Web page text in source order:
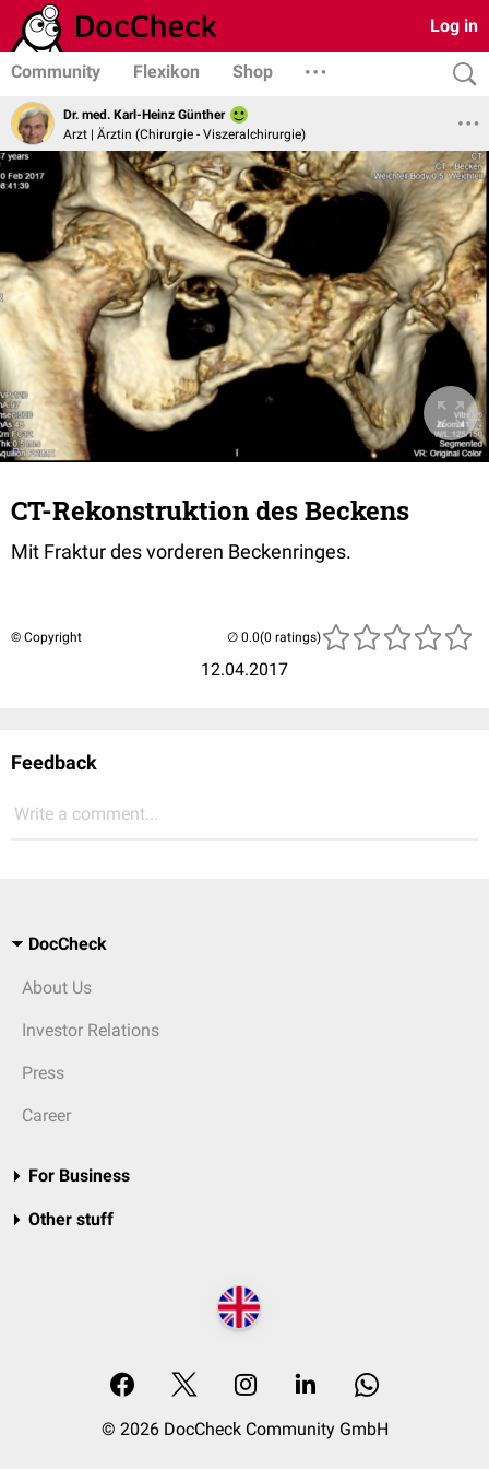
Log in
Community Flexikon Shop
Dr. med. Karl-Heinz Günther
Arzt | Ärztin (Chirurgie - Viszeralchirurgie)
CT-Rekonstruktion des Beckens
Mit Fraktur des vorderen Beckenringes.
© Copyright
12.04.2017
(0 ratings)
Feedback
Write a comment...
DocCheck
About Us
Investor Relations
Press
Career
For Business
Other stuff
© 2026 DocCheck Community GmbH